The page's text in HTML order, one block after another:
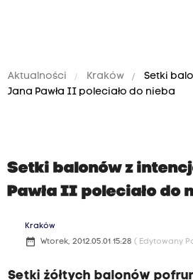
Aktualności Kraków
Setki
Jana Pawła II poleciało do nieba
Setki balonów z
Pawła II poleciało do
Kraków
date_range Wtorek, 2012.05.01 15:28 ( Edytowany
Setki żółtych balonów